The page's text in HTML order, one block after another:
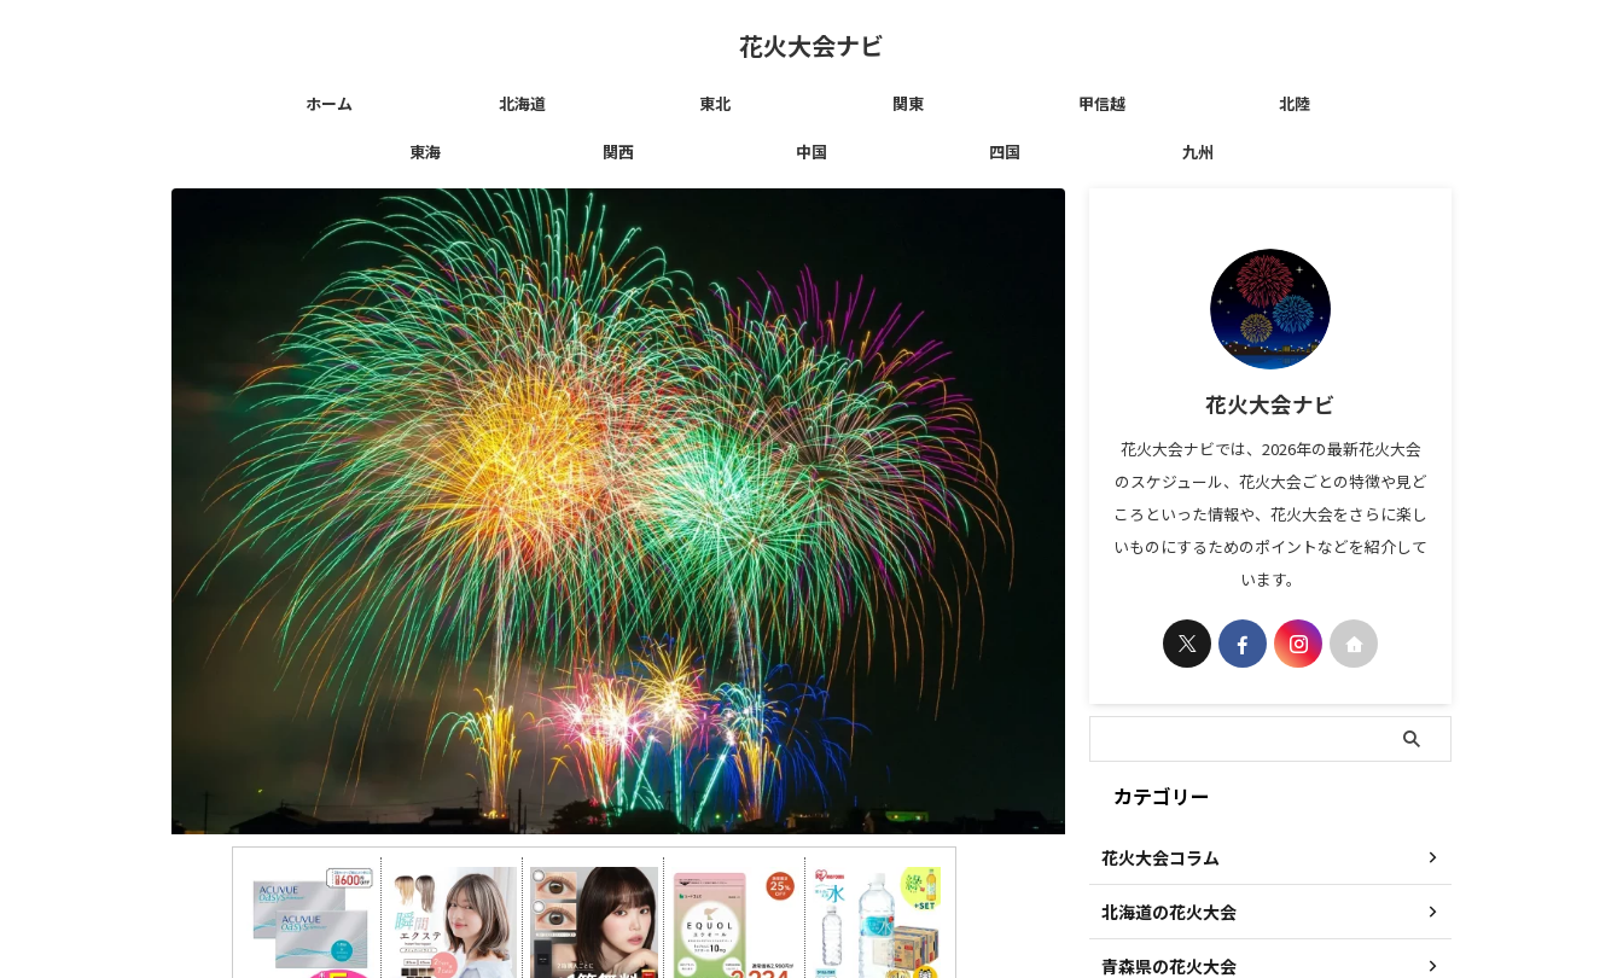
花火大会ナビ
ホーム 北海道 東北 関東 甲信越 北陸
東海 関西 中国 四国 九州
花火大会ナビ
花火大会ナビでは、2026年の最新花火大会
のスケジュール、花火大会ごとの特徴や見ど
ころといった情報や、花火大会をさらに楽し
いものにするためのポイントなどを紹介して
います。
カテゴリー
花火大会コラム
北海道の花火大会
青森県の花火大会